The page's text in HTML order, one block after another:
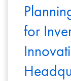
for